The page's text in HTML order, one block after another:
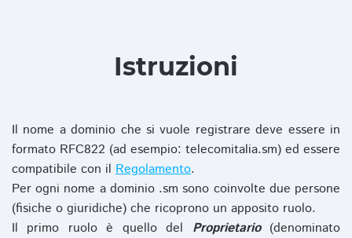
Istruzioni
Il nome a dominio che si vuole registrare deve essere in
formato RFC822 (ad esempio: telecomitalia.sm) ed essere
compatibile con il Regolamento.
Per ogni nome a dominio .sm sono coinvolte due persone
(fisiche o giuridiche) che ricoprono un apposito ruolo.
Il primo ruolo è quello del Proprietario(denominato